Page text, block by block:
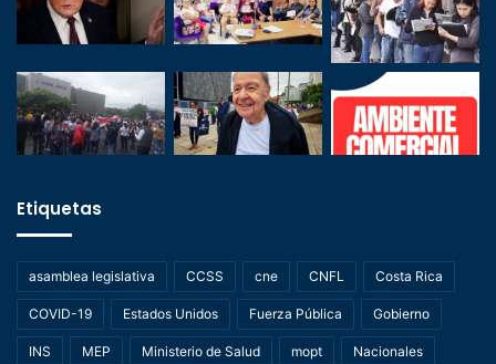
Etiquetas
asamblea legislativa CCSS cne CNFL Costa Rica
COVID-19 Estados Unidos Fuerza Pública Gobierno
INS MEP Ministerio de Salud mopt Nacionales